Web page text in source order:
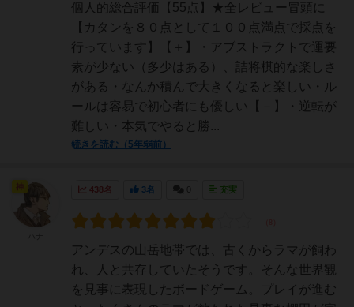
個人的総合評価【55点】★全レビュー冒頭に
【カタンを８０点として１００点満点で採点を
行っています】【＋】・アブストラクトで運要
素が少ない（多少はある）、詰将棋的な楽しさ
がある・なんか積んで大きくなると楽しい・ル
ールは容易で初心者にも優しい【－】・逆転が
難しい・本気でやると勝...
続きを読む（5年弱前）
438名 3名 充実
アンデスの山岳地帯では、古くからラマが飼わ
れ、人と共存していたそうです。そんな世界観
を見事に表現したボードゲーム。プレイが進む